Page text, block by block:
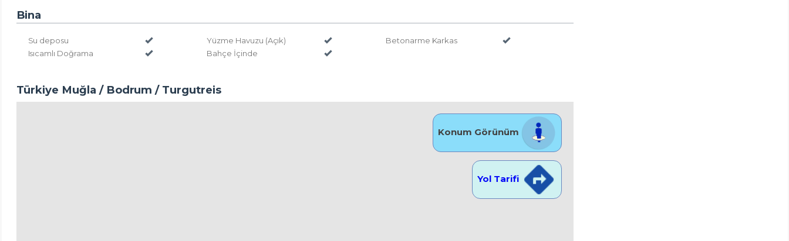
Bina
Su deposu Yüzme Havuzu (Açık)
Betonarme Karkas
Isıcamlı Doğrama
Bahçe İçinde
Türkiye Muğla / Bodrum / Turgutreis
Konum Görünüm
Yol Tarifi